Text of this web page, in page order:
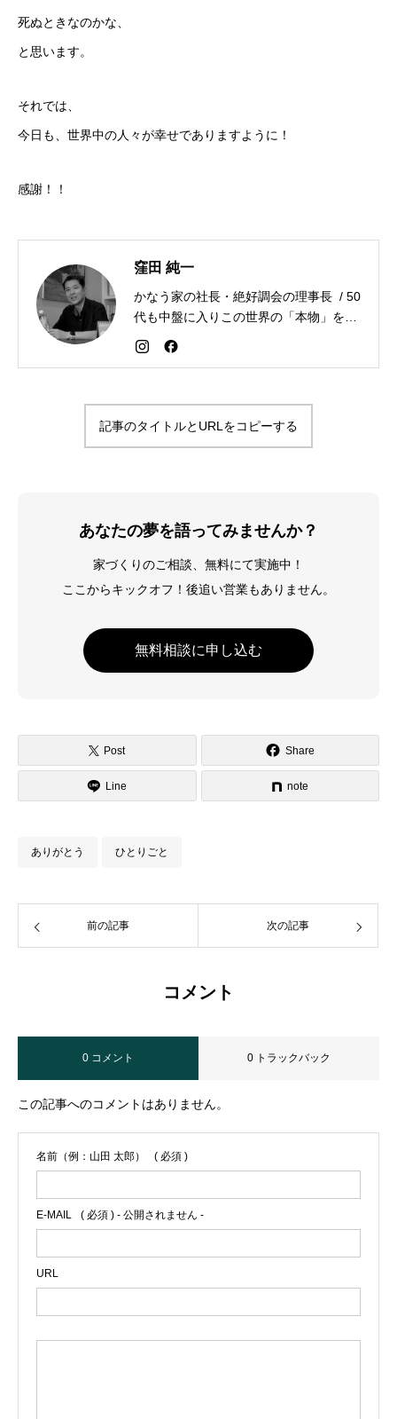
死ぬときなのかな、
と思います。
それでは、
今日も、世界中の人々が幸せでありますように！
感謝！！
窪田 純一
かなう家の社長・絶好調会の理事長 / 50
代も中盤に入りこの世界の「本物」を追
求しながら「感謝が人生を変える」こと
を広める生き方を目指している。好きな
記事のタイトルとURLをコピーする
あなたの夢を語ってみませんか？
家づくりのご相談、無料にて実施中！
ここからキックオフ！後追い営業もありません。
無料相談に申し込む
Post Share
Line note
ありがとう ひとりごと
前の記事 次の記事
コメント
0 コメント 0 トラックバック
この記事へのコメントはありません。
名前（例：山田 太郎） ( 必須 )
E-MAIL ( 必須 ) - 公開されません -
URL